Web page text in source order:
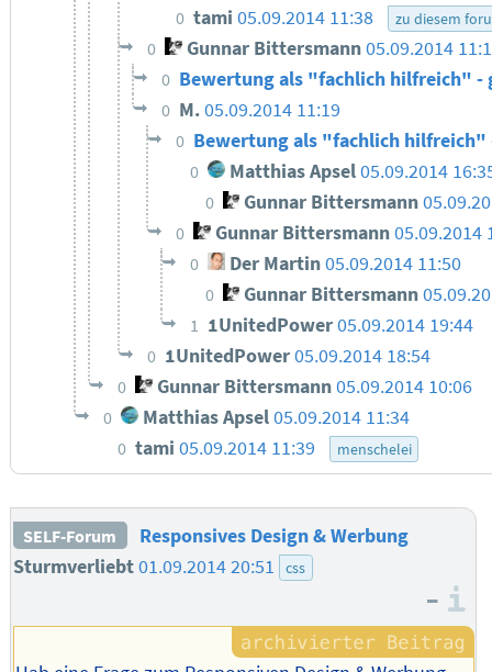
0 tami05.09.2014 11:38 zu diesem
0 Gunnar Bittersmann 05.09.2014
0 Bewertung als "fachlich hilfreich"
0 M.05.09.2014 11:19
0 Bewertung als "fachlich
0 Matthias Apsel05.09.2014
0 Gunnar Bittersmann
0 Gunnar Bittersmann05.09.2014
0 Der Martin05.09.2014 11:50
0 Gunnar Bittersmann
1 1UnitedPower05.09.2014 19:44
0 1UnitedPower05.09.2014 18:54
0 Gunnar Bittersmann05.09.2014 10:06
0 Matthias Apsel05.09.2014 11:34
0 tami05.09.2014 11:39 menschelei
SELF-Forum
Responsives Design & Werbung
Sturmverliebt01.09.2014 20:51 css
–